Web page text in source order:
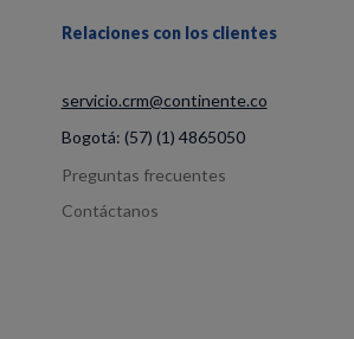
Relaciones con los clientes
servicio.crm@continente.co
Bogotá: (57) (1) 4865050
Preguntas frecuentes
Contáctanos